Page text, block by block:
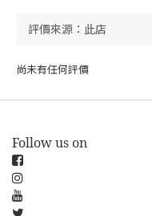
尚未有任何評價
Follow us on